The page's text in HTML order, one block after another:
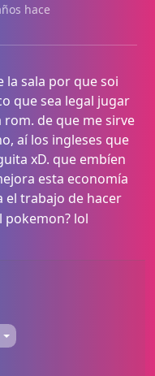
hace
la sala por que soi
que sea legal jugar
de que me sirve
aí los ingleses que
xD. que embíen
esta economía
el trabajo de hacer
pokemon? lol